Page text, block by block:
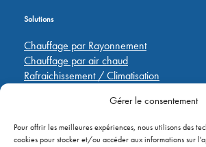
Gérer le consentement
Pour offrir les meilleures expériences, nous utilisons des
cookies pour stocker et/ou accéder aux informations sur
Solutions
Chauffage par Rayonnement
Chauffage par air chaud
Rafraichissement / Climatisation
Liens rapides